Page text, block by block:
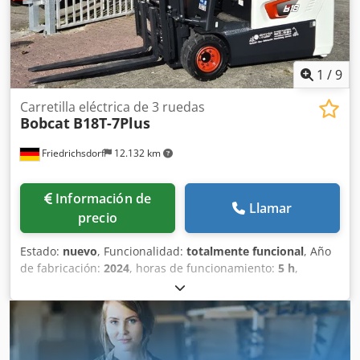
traseros: 80 - 100% Voltaje de la batería: 24 V Batería Ah:
150 Ah Tipo de batería: iones de litio Año de fabricación de
la batería: 2025 Estado de la batería: 80 - 100% Dwodpfx
Aewi Acgjbuea Carrera inicial, carrera libre completa,
certificado CE, Batería de iones de litio que no requiere
mantenimiento.
1 /9
Friedrichsdorf 12.132 km
Carretilla eléctrica de 3 ruedas
Bobcat B18T-7Plus
Información de
precio
Llamar
Estado: nuevo, Funcionalidad: totalmente funcional, Año
de fabricación: 2024, horas de funcionamiento: 5 h,
1.800 kg, altura de elevación:
mm, ascensor libre:1.540 mm, tipo de combustible:
eléctrico
, tipo de mástil: triple, altura de construcción:
, potencia:6 kW (8,16 CV)
, anchura del
portahorquillas:902 mm , longitud de la horquilla:
1.200